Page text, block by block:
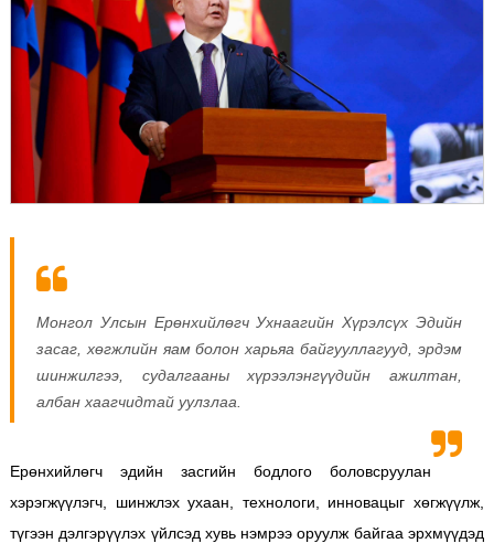
Монгол Улсын Ерөнхийлөгч Ухнаагийн Хүрэлсүх Эдийн
засаг, хөгжлийн яам болон харьяа байгууллагууд, эрдэм
шинжилгээ, судалгааны хүрээлэнгүүдийн ажилтан,
албан хаагчидтай уулзлаа.
Ерөнхийлөгч эдийн засгийн бодлого боловсруулан
хэрэгжүүлэгч, шинжлэх ухаан, технологи, инновацыг хөгжүүлж,
түгээн дэлгэрүүлэх үйлсэд хувь нэмрээ оруулж байгаа эрхмүүдэд